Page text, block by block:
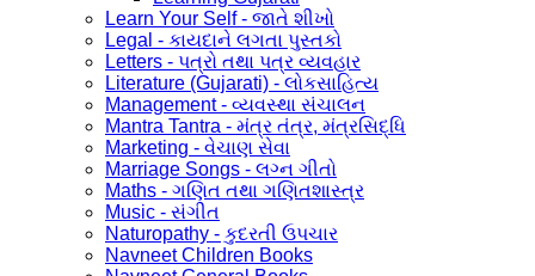
Learn Your Self - જાતે શીખો
Legal - કાયદાને લગતા પુસ્તકો
Letters - પત્રો તથા પત્ર વ્યવહાર
Literature (Gujarati) - લોકસાહિત્ય
Management - વ્યવસ્થા સંચાલન
Mantra Tantra - મંત્ર તંત્ર, મંત્રસિદ્ધિ
Marketing - વેચાણ સેવા
Marriage Songs - લગ્ન ગીતો
Maths - ગણિત તથા ગણિતશાસ્ત્ર
Music - સંગીત
Naturopathy - કુદરતી ઉપચાર
Navneet Children Books